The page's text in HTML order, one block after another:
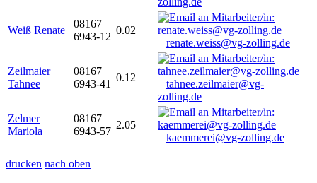
Weiß Renate
08167
6943-12
0.02
renate.weiss@vg-zolling.de
Zeilmaier
Tahnee
08167
6943-41
0.12
tahnee.zeilmaier@vg-
zolling.de
Zelmer
Mariola
08167
6943-57
2.05
kaemmerei@vg-zolling.de
drucken nach oben